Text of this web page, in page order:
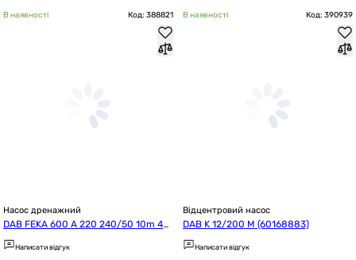
В наявності Код: 388821
Насос дренажний
DAB FEKA 600 A 220 240/50 10m 40t
h
Написати відгук
В наявності Код: 390939
Відцентровий насос
DAB K 12/200 M (60168883)
Написати відгук